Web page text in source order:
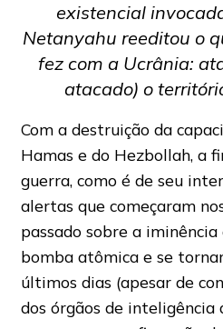
existencial
Netanyahu reeditou o
fez com a Ucrânia:
atacado) o
Com a destruição da
Hamas e do Hezbollah, a
guerra, como é de seu
alertas que começaram
passado sobre a
bomba atômica e se
últimos dias (apesar de
dos órgãos de inteligência